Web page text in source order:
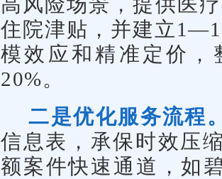
住院津贴，并建立
模效应和精准定价，
20%。
二是优化服务流程
信息表，承保时效压
额案件快速通道，如